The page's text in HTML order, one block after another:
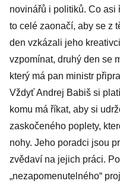
novinářů i politiků. Co asi
to celé zaonačí, aby se z
den vzkázali jeho
vzpomínat, druhý den se
který má pan ministr
Vždyť Andrej Babiš si
komu má říkat, aby si
zaskočeného poplety,
nohy. Jeho poradci jsou
zvědaví na jejich práci.
„nezapomenutelného“